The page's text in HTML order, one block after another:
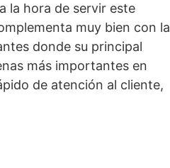
la hora de servir este
muy bien con la
donde su principal
más importantes en
de atención al cliente,